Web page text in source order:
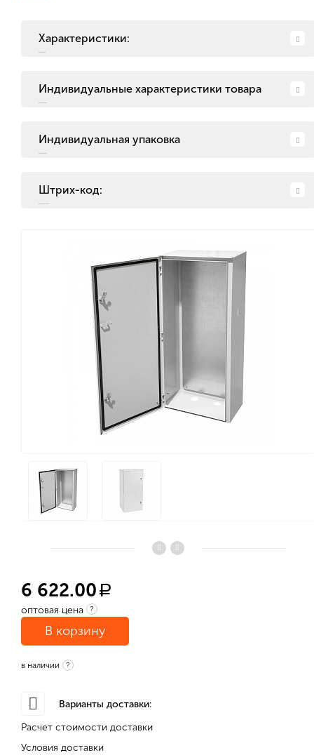
Характеристики:
Индивидуальные характеристики товара
Индивидуальная упаковка
Штрих-код:
6 622.00 a
оптовая цена ?
В корзину
в наличии ?
Варианты доставки:
Расчет стоимости доставки
Условия доставки